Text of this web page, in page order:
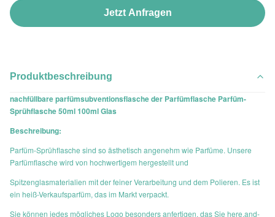
Jetzt Anfragen
Produktbeschreibung
nachfüllbare parfümsubventionsflasche der Parfümflasche Parfüm-
Sprühflasche 50ml 100ml Glas
Beschreibung:
Parfüm-Sprühflasche sind so ästhetisch angenehm wie Parfüme. Unsere
Parfümflasche wird von hochwertigem hergestellt und
Spitzenglasmaterialien mit der feiner Verarbeitung und dem Polieren. Es ist
ein heiß-Verkaufsparfüm, das im Markt verpackt.
Sie können jedes mögliches Logo besonders anfertigen, das Sie here.and-